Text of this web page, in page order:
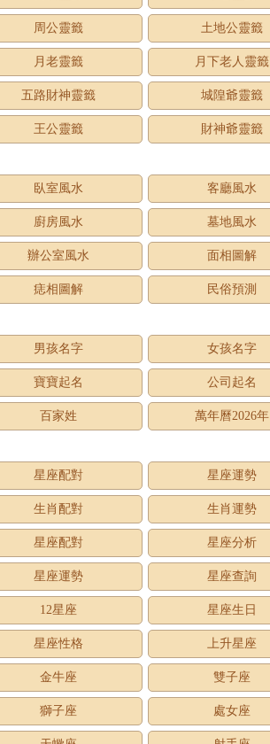
周公靈籤 土地公靈籤
月老靈籤 月下老人靈籤
五路財神靈籤 城隍爺靈籤
王公靈籤 財神爺靈籤
臥室風水 客廳風水
廚房風水 墓地風水
辦公室風水 面相圖解
痣相圖解 民俗預測
男孩名字 女孩名字
寶寶起名 公司起名
百家姓 萬年曆2026年
星座配對 星座運勢
生肖配對 生肖運勢
星座配對 星座分析
星座運勢 星座查詢
12星座 星座生日
星座性格 上升星座
金牛座 雙子座
獅子座 處女座